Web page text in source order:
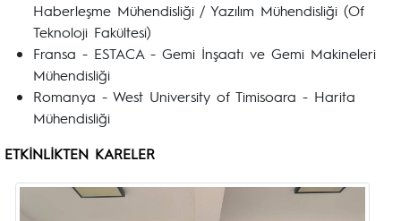
Haberleşme Mühendisliği / Yazılım Mühendisliği (Of
Teknoloji Fakültesi)
Fransa - ESTACA - Gemi İnşaatı ve Gemi Makineleri
Mühendisliği
Romanya - West University of Timisoara - Harita
Mühendisliği
ETKİNLİKTEN KARELER